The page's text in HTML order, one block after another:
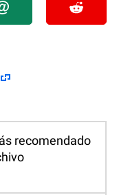
recomendado